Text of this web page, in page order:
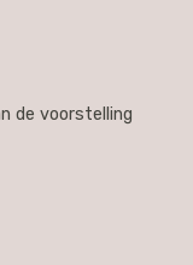
de voorstelling